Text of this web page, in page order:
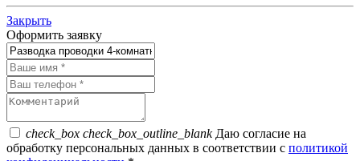
Закрыть
Оформить заявку
check_box check_box_outline_blankДаю согласие на
обработку персональных данных в соответствии с политикой